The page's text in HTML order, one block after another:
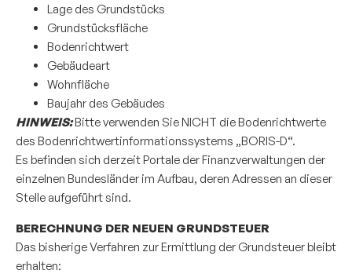
Lage des Grundstücks
Grundstücksfläche
Bodenrichtwert
Gebäudeart
Wohnfläche
Baujahr des Gebäudes
HINWEIS:Bitte verwenden Sie NICHT die Bodenrichtwerte
des Bodenrichtwertinformationssystems „BORIS-D“.
Es befinden sich derzeit Portale der Finanzverwaltungen der
einzelnen Bundesländer im Aufbau, deren Adressen an dieser
Stelle aufgeführt sind.
BERECHNUNG DER NEUEN GRUNDSTEUER
Das bisherige Verfahren zur Ermittlung der Grundsteuer bleibt
erhalten: